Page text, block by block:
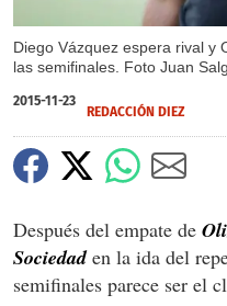
Diego Vázquez espera rival y
las semifinales. Foto Juan
2015-11-23
REDACCIÓN DIEZ
Después del empate de
Sociedaden la ida del
semifinales parece ser el